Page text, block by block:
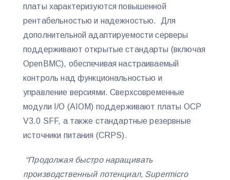
платы характеризуются повышенной
рентабельностью и надежностью. Для
дополнительной адаптируемости серверы
поддерживают открытые стандарты (включая
OpenBMC), обеспечивая настраиваемый
контроль над функциональностью и
управление версиями. Сверхсовременные
модули I/O (AIOM) поддерживают платы OCP
V3.0 SFF, а также стандартные резервные
источники питания (CRPS).
“Продолжая быстро наращивать
производственный потенциал, Supermicro